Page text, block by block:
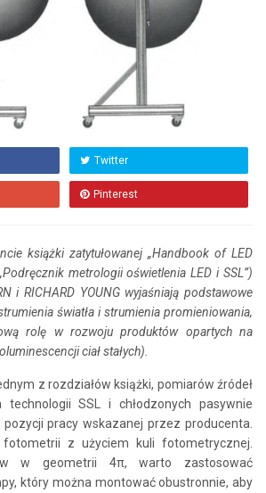
Twitter
Pinterest
książki zatytułowanej „Handbook of LED
metrologii oświetlenia LED i SSL”)
i RICHARD YOUNG wyjaśniają podstawowe
światła i strumienia promieniowania,
rolę w rozwoju produktów opartych na
ciał stałych).
z rozdziałów książki, pomiarów źródeł
technologii SSL i chłodzonych pasywnie
pracy wskazanej przez producenta.
z użyciem kuli fotometrycznej.
w geometrii 4π, warto zastosować
który można montować obustronnie, aby